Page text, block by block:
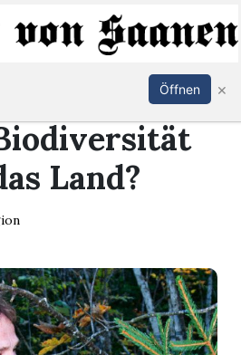
Anmelden
Land?
Öffnen ×